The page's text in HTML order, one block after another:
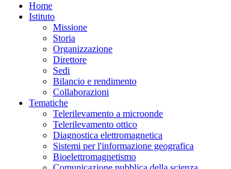
Home
Istituto
Missione
Storia
Organizzazione
Direttore
Sedi
Bilancio e rendimento
Collaborazioni
Tematiche
Telerilevamento a microonde
Telerilevamento ottico
Diagnostica elettromagnetica
Sistemi per l'informazione geografica
Bioelettromagnetismo